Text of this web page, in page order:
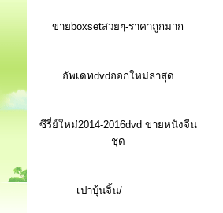
ขายboxsetสวยๆ-ราคาถูกมาก
อัพเดทdvdออกใหม่ล่าสุด
ซีรี่ย์ใหม่2014-2016dvd ขายหนังจีน
ชุด
เปาบุ้นจิ้น/